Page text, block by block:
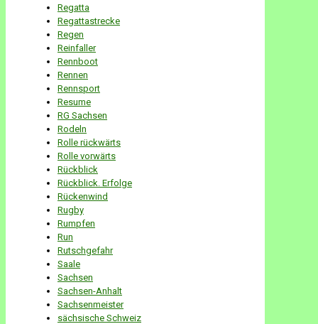
Regatta
Regattastrecke
Regen
Reinfaller
Rennboot
Rennen
Rennsport
Resume
RG Sachsen
Rodeln
Rolle rückwärts
Rolle vorwärts
Rückblick
Rückblick. Erfolge
Rückenwind
Rugby
Rumpfen
Run
Rutschgefahr
Saale
Sachsen
Sachsen-Anhalt
Sachsenmeister
sächsische Schweiz